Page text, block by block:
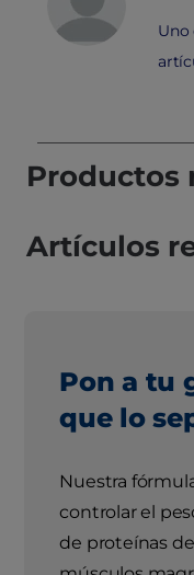
Uno
Productos
Artículos
Pon a tu
que lo
Nuestra
controlar el
de proteínas